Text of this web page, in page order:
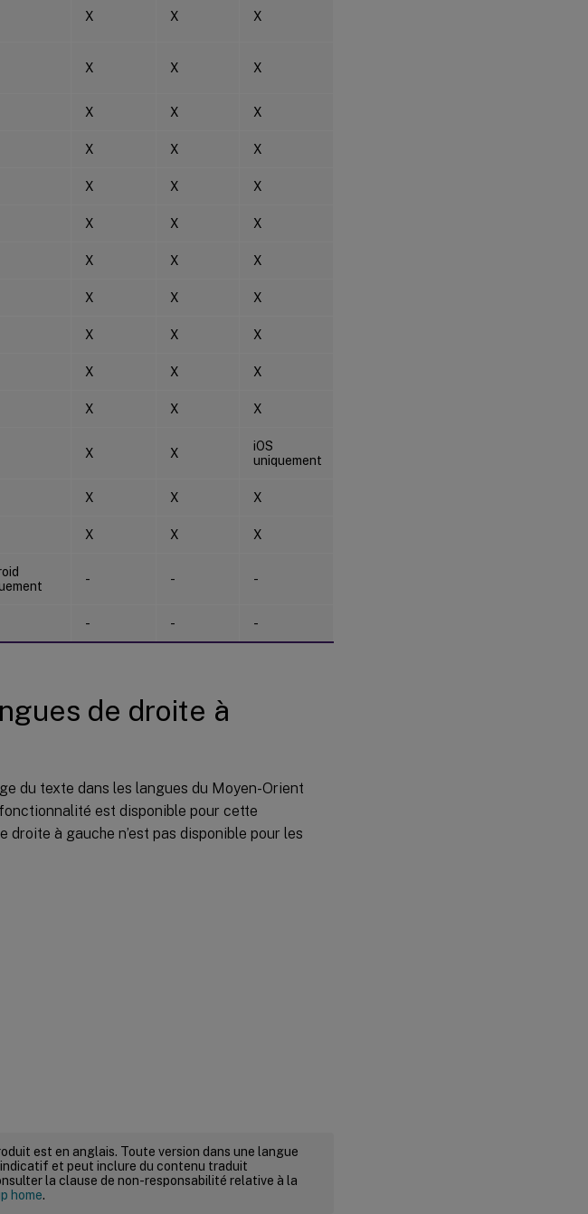
X X X
X X X
X X X
X X X
X X X
X X X
X X X
X X X
X X X
X X X
X X X
X X
iOS
uniquement
X X X
X X X
- - -
- - -
de droite à
du texte dans les langues du Moyen-Orient
est disponible pour cette
à gauche n’est pas disponible pour les
est en anglais. Toute version dans une langue
et peut inclure du contenu traduit
la clause de non-responsabilité relative à la
home.